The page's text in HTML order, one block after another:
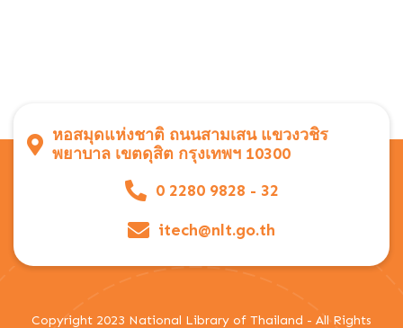
หอสมุดแห่งชาติ ถนนสามเสน แขวงวชิร
พยาบาล เขตดุสิต กรุงเทพฯ 10300
0 2280 9828 - 32
itech@nlt.go.th
Copyright 2023 National Library of Thailand - All Rights